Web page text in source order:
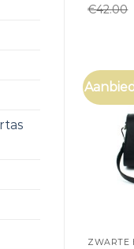
€42.00
ZWARTE